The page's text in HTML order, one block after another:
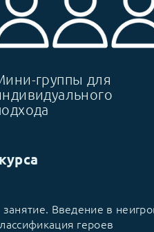
группы для
занятие. Введение в
героев